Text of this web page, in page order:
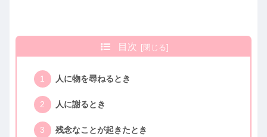
目次
人に物を尋ねるとき
人に謝るとき
残念なことが起きたとき